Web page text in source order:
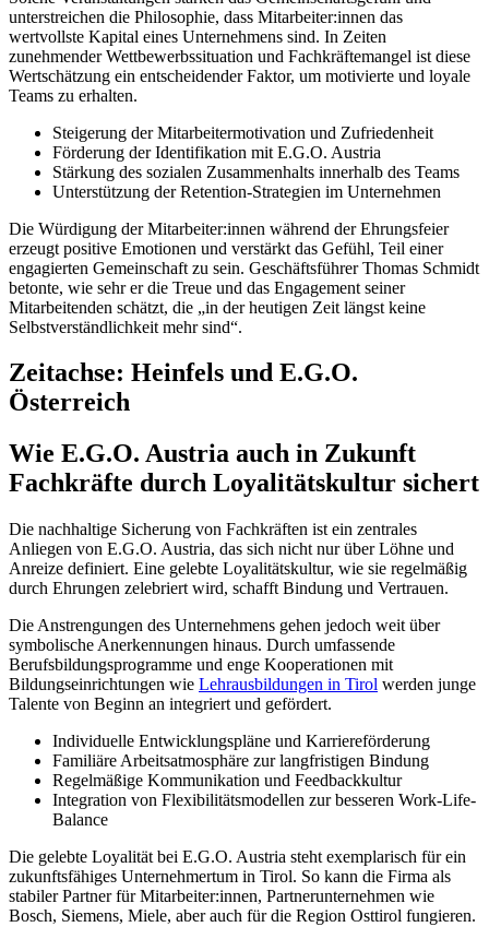
unterstreichen die Philosophie, dass Mitarbeiter:innen das
wertvollste Kapital eines Unternehmens sind. In Zeiten
zunehmender Wettbewerbssituation und Fachkräftemangel ist diese
Wertschätzung ein entscheidender Faktor, um motivierte und loyale
Teams zu erhalten.
Steigerung der Mitarbeitermotivation und Zufriedenheit
Förderung der Identifikation mit E.G.O. Austria
Stärkung des sozialen Zusammenhalts innerhalb des Teams
Unterstützung der Retention-Strategien im Unternehmen
Die Würdigung der Mitarbeiter:innen während der Ehrungsfeier
erzeugt positive Emotionen und verstärkt das Gefühl, Teil einer
engagierten Gemeinschaft zu sein. Geschäftsführer Thomas Schmidt
betonte, wie sehr er die Treue und das Engagement seiner
Mitarbeitenden schätzt, die „in der heutigen Zeit längst keine
Selbstverständlichkeit mehr sind“.
Zeitachse: Heinfels und E.G.O.
Österreich
Wie E.G.O. Austria auch in Zukunft
Fachkräfte durch Loyalitätskultur sichert
Die nachhaltige Sicherung von Fachkräften ist ein zentrales
Anliegen von E.G.O. Austria, das sich nicht nur über Löhne und
Anreize definiert. Eine gelebte Loyalitätskultur, wie sie regelmäßig
durch Ehrungen zelebriert wird, schafft Bindung und Vertrauen.
Die Anstrengungen des Unternehmens gehen jedoch weit über
symbolische Anerkennungen hinaus. Durch umfassende
Berufsbildungsprogramme und enge Kooperationen mit
Bildungseinrichtungen wie Lehrausbildungen in Tirol werden junge
Talente von Beginn an integriert und gefördert.
Individuelle Entwicklungspläne und Karriereförderung
Familiäre Arbeitsatmosphäre zur langfristigen Bindung
Regelmäßige Kommunikation und Feedbackkultur
Integration von Flexibilitätsmodellen zur besseren Work-Life-
Balance
Die gelebte Loyalität bei E.G.O. Austria steht exemplarisch für ein
zukunftsfähiges Unternehmertum in Tirol. So kann die Firma als
stabiler Partner für Mitarbeiter:innen, Partnerunternehmen wie
Bosch, Siemens, Miele, aber auch für die Region Osttirol fungieren.